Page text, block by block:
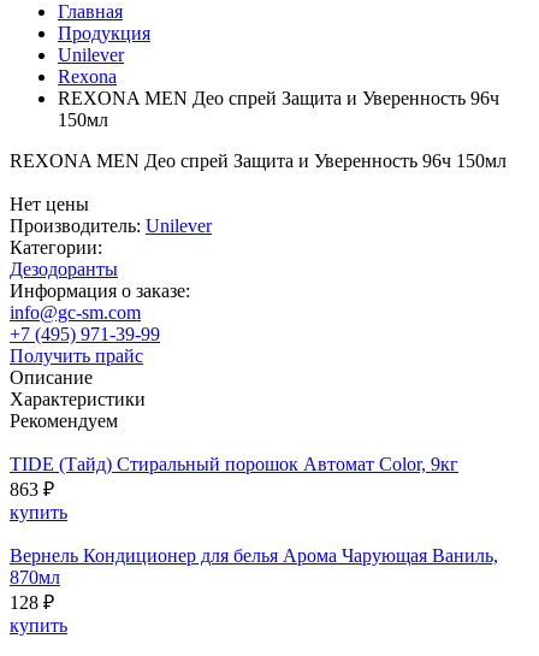
Главная
Продукция
Unilever
Rexona
REXONA MEN Део спрей Защита и Уверенность 96ч
150мл
REXONA MEN Део спрей Защита и Уверенность 96ч 150мл
Нет цены
Производитель: Unilever
Категории:
Дезодоранты
Информация о заказе:
info@gc-sm.com
+7 (495) 971-39-99
Получить прайс
Описание
Характеристики
Рекомендуем
TIDE (Тайд) Стиральный порошок Автомат Color, 9кг
863 ₽
купить
Вернель Кондиционер для белья Арома Чарующая Ваниль,
870мл
128 ₽
купить